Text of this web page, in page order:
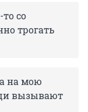
со
трогать
на мою
вызывают